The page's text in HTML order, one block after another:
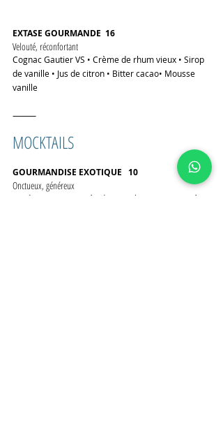
EXTASE GOURMANDE  16
Velouté, réconfortant
Cognac Gautier VS • Crème de rhum vieux • Sirop
de vanille • Jus de citron • Bitter cacao• Mousse
vanille
⸻
MOCKTAILS
GOURMANDISE EXOTIQUE   10
Onctueux, généreux
Jus de passion • Purée de pamplemousse • Purée